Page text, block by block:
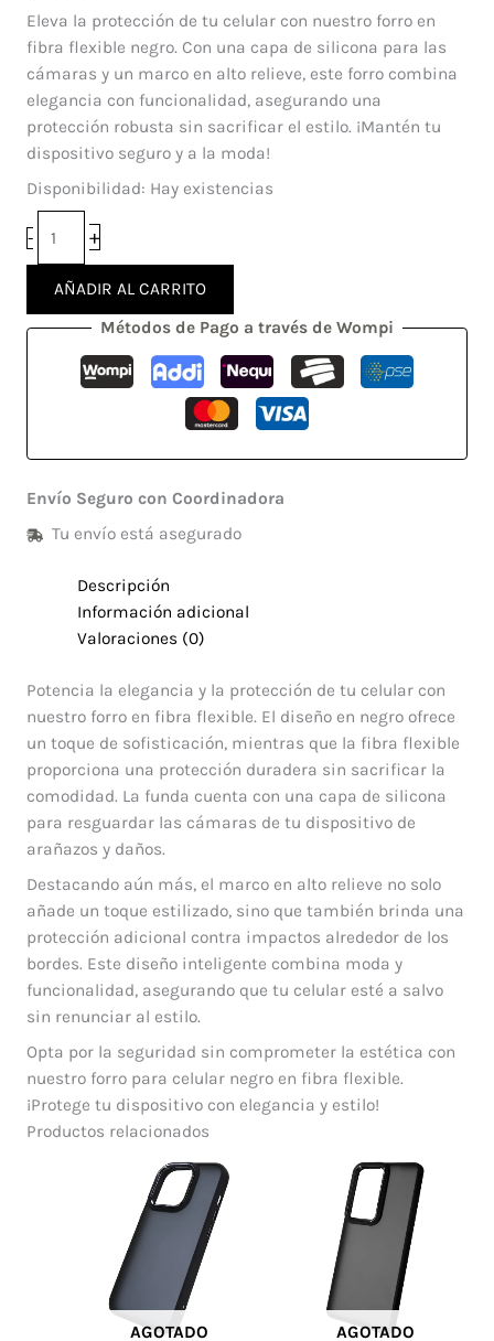
Eleva la protección de tu celular con nuestro forro en
fibra flexible negro. Con una capa de silicona para las
cámaras y un marco en alto relieve, este forro combina
elegancia con funcionalidad, asegurando una
protección robusta sin sacrificar el estilo. ¡Mantén tu
dispositivo seguro y a la moda!
Disponibilidad: Hay existencias
-
Fibra
Iphone
14
Pro
cantidad
+
AÑADIR AL CARRITO
Métodos de Pago a través de Wompi
Envío Seguro con Coordinadora
Tu envío está asegurado
Descripción
Información adicional
Valoraciones (0)
Potencia la elegancia y la protección de tu celular con
nuestro forro en fibra flexible. El diseño en negro ofrece
un toque de sofisticación, mientras que la fibra flexible
proporciona una protección duradera sin sacrificar la
comodidad. La funda cuenta con una capa de silicona
para resguardar las cámaras de tu dispositivo de
arañazos y daños.
Destacando aún más, el marco en alto relieve no solo
añade un toque estilizado, sino que también brinda una
protección adicional contra impactos alrededor de los
bordes. Este diseño inteligente combina moda y
funcionalidad, asegurando que tu celular esté a salvo
sin renunciar al estilo.
Opta por la seguridad sin comprometer la estética con
nuestro forro para celular negro en fibra flexible.
¡Protege tu dispositivo con elegancia y estilo!
Productos relacionados
AGOTADO AGOTADO